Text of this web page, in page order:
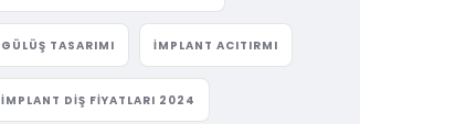
GÜLÜŞ TASARIMI IMPLANT ACITIRMI
IMPLANT DIŞ FIYATLARI 2024